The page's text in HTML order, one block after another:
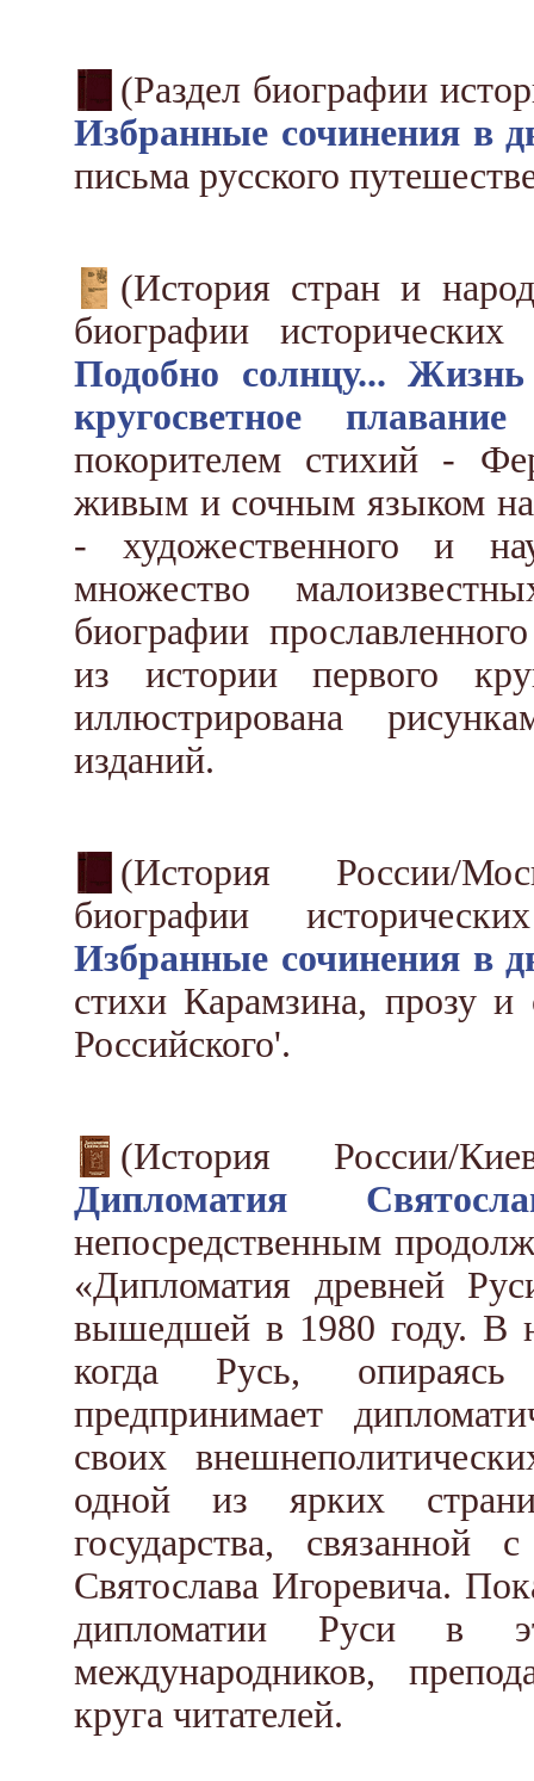
(Раздел биографии
Избранные сочинения в
письма русского
(История стран и
биографии
Подобно солнцу...
кругосветное плавание
покорителем стихий -
живым и сочным языком на
- художественного и
множество
биографии
из истории первого
иллюстрирована
изданий.
(История России/
биографии
Избранные сочинения в
стихи Карамзина, прозу и
Российского'.
(История России/
Дипломатия
непосредственным
«Дипломатия древней
вышедшей в 1980 году. В
когда Русь,
предпринимает
своих
одной из ярких
государства, связанной
Святослава Игоревича.
дипломатии Руси в
международников,
круга читателей.